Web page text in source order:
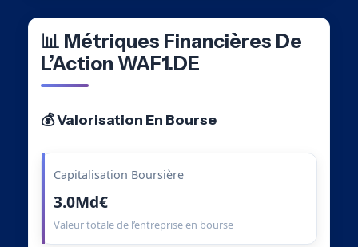
📊 Métriques Financières De
L’Action WAF1.DE
💰 Valorisation En Bourse
Capitalisation Boursière
3.0Md€
Valeur totale de l’entreprise en bourse